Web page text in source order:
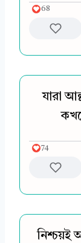
68
যারা
74
নিশ্চয়ই